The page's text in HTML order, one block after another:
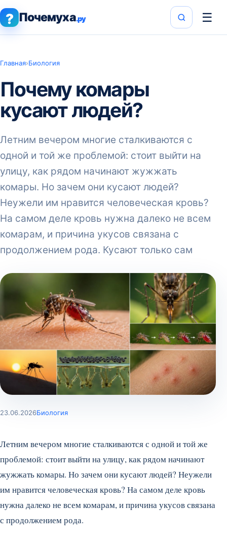
? Почемуха.ру ☰
Главная›Биология
Почему комары
кусают людей?
Летним вечером многие сталкиваются с
одной и той же проблемой: стоит выйти на
улицу, как рядом начинают жужжать
комары. Но зачем они кусают людей?
Неужели им нравится человеческая кровь?
На самом деле кровь нужна далеко не всем
комарам, и причина укусов связана с
продолжением рода. Кусают только сам
23.06.2026Биология
Летним вечером многие сталкиваются с одной и той же
проблемой: стоит выйти на улицу, как рядом начинают
жужжать комары. Но зачем они кусают людей? Неужели
им нравится человеческая кровь? На самом деле кровь
нужна далеко не всем комарам, и причина укусов связана
с продолжением рода.